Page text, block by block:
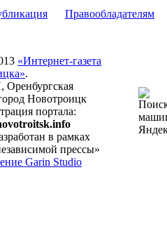
Правообладателям
«Интернет-газета
.
Новотроицк
портала:
в рамках
прессы»
Garin Studio